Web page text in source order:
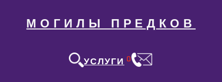
МОГИЛЫ ПРЕДКОВ
УСЛУГИ 0